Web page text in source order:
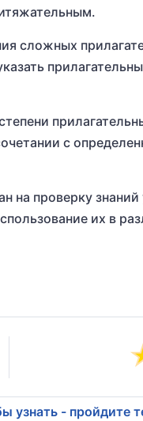
сложных
с
на проверку
их в
узнать - пройдите